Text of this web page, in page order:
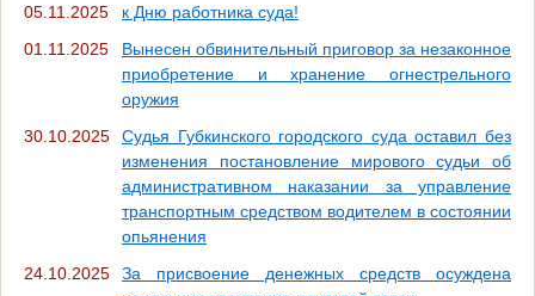
05.11.2025
к Дню работника суда!
01.11.2025
Вынесен обвинительный приговор за незаконное
приобретение и хранение огнестрельного
оружия
30.10.2025
Судья Губкинского городского суда оставил без
изменения постановление мирового судьи об
административном наказании за управление
транспортным средством водителем в состоянии
опьянения
24.10.2025
За присвоение денежных средств осуждена